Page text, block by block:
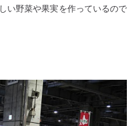
い野菜や果実を作っているので